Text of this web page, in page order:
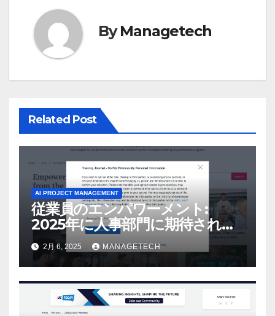
シ
ョ
ン
ByManagetech
Related Post
AI PROJECT MANAGEMENT
従業員のエンパワーメント:
2025年に人事部門に期待される
こと –
2月 6, 2025 MANAGETECH